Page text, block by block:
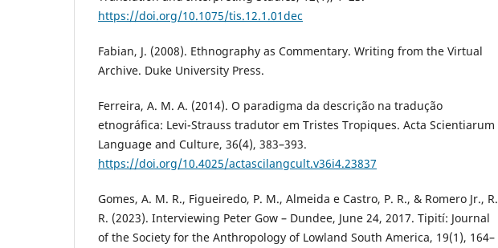
https://doi.org/10.1075/tis.12.1.01dec
Fabian, J. (2008). Ethnography as Commentary. Writing from the Virtual
Archive. Duke University Press.
Ferreira, A. M. A. (2014). O paradigma da descrição na tradução
etnográfica: Levi-Strauss tradutor em Tristes Tropiques. Acta Scientiarum
Language and Culture, 36(4), 383–393.
https://doi.org/10.4025/actascilangcult.v36i4.23837
Gomes, A. M. R., Figueiredo, P. M., Almeida e Castro, P. R., & Romero Jr., R.
R. (2023). Interviewing Peter Gow – Dundee, June 24, 2017. Tipití: Journal
of the Society for the Anthropology of Lowland South America, 19(1), 164–